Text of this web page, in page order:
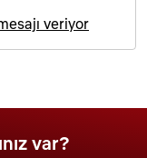
veriyor
var?